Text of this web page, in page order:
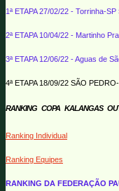
1ª ETAPA 27/02/22 - Torrinha-SP
2ª ETAPA 10/04/22 - Martinho
3ª ETAPA 12/06/22 - Aguas de
4ª ETAPA 18/09/22 SÃO
RANKING COPA KALANGAS
Ranking Individual
Ranking Equipes
RANKING DA FEDERAÇÃO